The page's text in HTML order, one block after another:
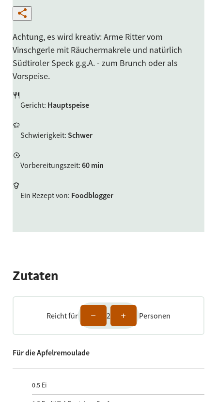
Achtung, es wird kreativ: Arme Ritter vom
Vinschgerle mit Räuchermakrele und natürlich
Südtiroler Speck g.g.A. - zum Brunch oder als
Vorspeise.
Gericht: Hauptspeise
Schwierigkeit: Schwer
Vorbereitungszeit: 60 min
Ein Rezept von: Foodblogger
Zutaten
Reicht für 2 Personen
Für die Apfelremoulade
0.5 Ei